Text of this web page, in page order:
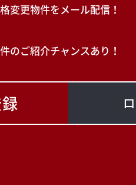
変更物件をメール配信！
のご紹介チャンスあり！